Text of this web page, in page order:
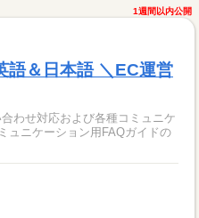
1週間以内公開
語＆日本語 ＼EC運営
わせ対応および各種コミュニケ
ュニケーション用FAQガイドの